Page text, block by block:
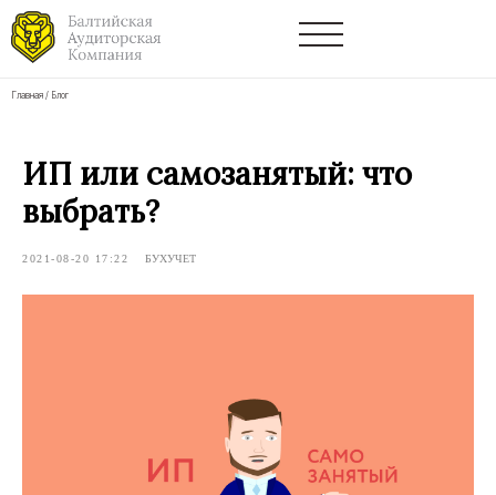
Главная / Блог
ИП или самозанятый: что
выбрать?
2021-08-20 17:22 БУХУЧЕТ